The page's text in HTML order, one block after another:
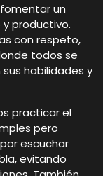
un
productivo.
con respeto,
todos se
habilidades y
practicar el
pero
escuchar
evitando